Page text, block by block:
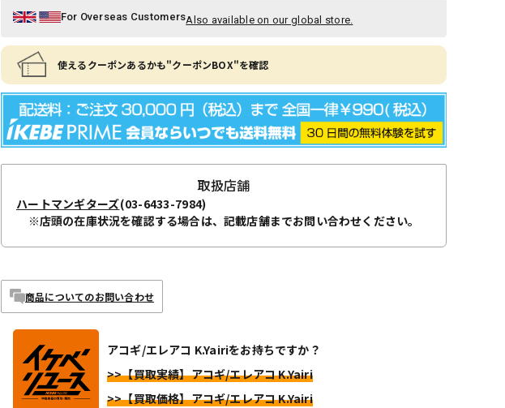
For Overseas CustomersAlso available on our global store.
使えるクーポンあるかも"クーポンBOX"を確認
取扱店舗
ハートマンギターズ(03-6433-7984)
※店頭の在庫状況を確認する場合は、記載店舗までお問い合わせください。
商品についてのお問い合わせ
アコギ/エレアコ K.Yairiをお持ちですか？
>>【買取実績】アコギ/エレアコ K.Yairi
>>【買取価格】アコギ/エレアコ K.Yairi